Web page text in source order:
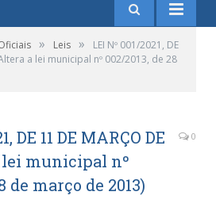
» Leis »
LEI Nº 001/2021, DE
a lei municipal nº 002/2013, de 28
DE 11 DE MARÇO DE
lei municipal nº
de março de 2013)
0